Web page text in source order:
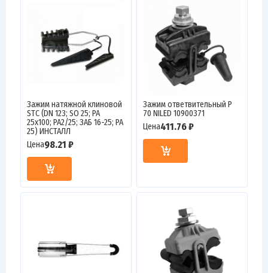
Зажим натяжной клиновой
STC (DN 123; SO 25; PA
25х100; PA2/25; ЗАБ 16-25; PA
25) ИНСТАЛЛ
Цена98.21 ₽
Зажим ответвительный P
70 NILED 10900371
Цена411.76 ₽